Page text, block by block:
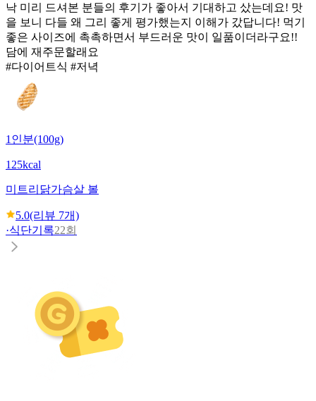
낙 미리 드셔본 분들의 후기가 좋아서 기대하고 샀는데요! 맛
을 보니 다들 왜 그리 좋게 평가했는지 이해가 갔답니다! 먹기
좋은 사이즈에 촉촉하면서 부드러운 맛이 일품이더라구요!!
담에 재주문할래요
#다이어트식 #저녁
1인분(100g)
125kcal
미트리 닭가슴살 볼
5.0(리뷰 7개)
·식단기록22회